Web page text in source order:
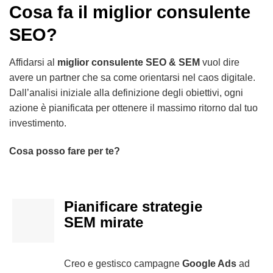
Cosa fa il miglior consulente
SEO?
Affidarsi al miglior consulente SEO & SEM vuol dire
avere un partner che sa come orientarsi nel caos digitale.
Dall’analisi iniziale alla definizione degli obiettivi, ogni
azione è pianificata per ottenere il massimo ritorno dal tuo
investimento.
Cosa posso fare per te?
Pianificare strategie
SEM mirate
Creo e gestisco campagne Google Ads ad